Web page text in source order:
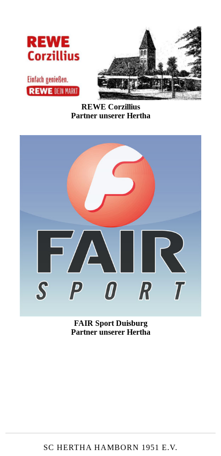
REWE Corzillius
Partner unserer Hertha
FAIR Sport Duisburg
Partner unserer Hertha
SC HERTHA HAMBORN 1951 E.V.